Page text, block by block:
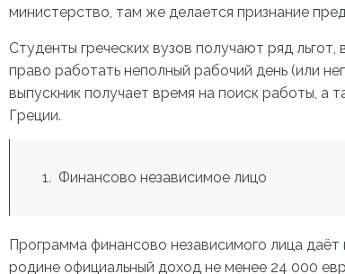
министерство, там же делается признание
Студенты греческих вузов получают ряд
право работать неполный рабочий день (или
выпускник получает время на поиск работы, а
Греции.
Финансово независимое лицо
Программа финансово независимого лица
родине официальный доход не менее 24 000